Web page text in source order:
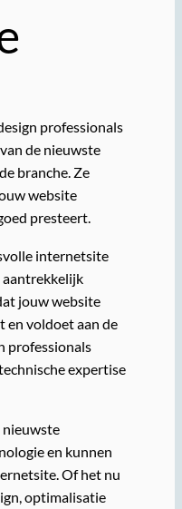
professionals
de nieuwste
branche. Ze
website
presteert.
internetsite
aantrekkelijk
jouw website
en voldoet aan de
professionals
expertise
nieuwste
en kunnen
Of het nu
optimalisatie